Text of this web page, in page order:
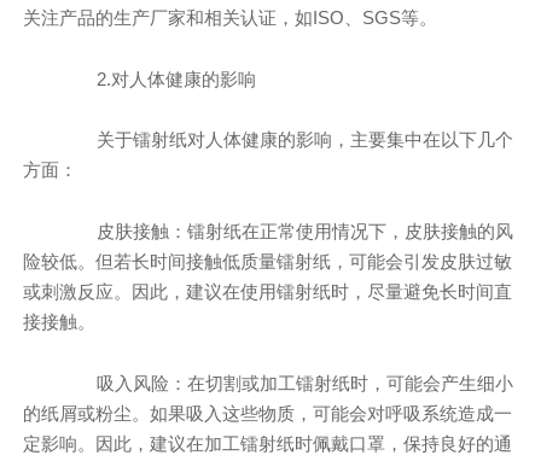
关注产品的生产厂家和相关认证，如ISO、SGS等。
2.对人体健康的影响
关于镭射纸对人体健康的影响，主要集中在以下几个
方面：
皮肤接触：镭射纸在正常使用情况下，皮肤接触的风
险较低。但若长时间接触低质量镭射纸，可能会引发皮肤过敏
或刺激反应。因此，建议在使用镭射纸时，尽量避免长时间直
接接触。
吸入风险：在切割或加工镭射纸时，可能会产生细小
的纸屑或粉尘。如果吸入这些物质，可能会对呼吸系统造成一
定影响。因此，建议在加工镭射纸时佩戴口罩，保持良好的通